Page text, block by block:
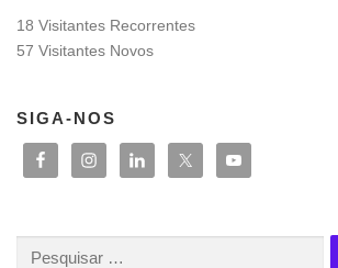
18 Visitantes Recorrentes
57 Visitantes Novos
SIGA-NOS
Pesquisar